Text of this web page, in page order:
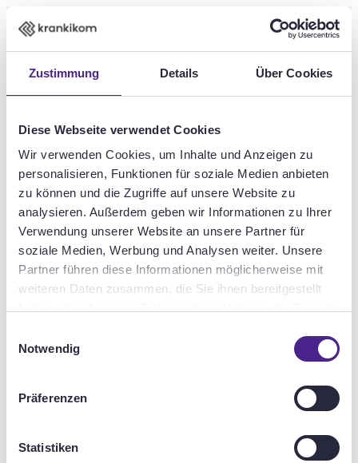
Zustimmung Details Über Cookies
Diese Webseite verwendet Cookies
Wir verwenden Cookies, um Inhalte und Anzeigen zu
personalisieren, Funktionen für soziale Medien anbieten
zu können und die Zugriffe auf unsere Website zu
analysieren. Außerdem geben wir Informationen zu Ihrer
Verwendung unserer Website an unsere Partner für
soziale Medien, Werbung und Analysen weiter. Unsere
Partner führen diese Informationen möglicherweise mit
weiteren Daten zusammen, die Sie ihnen bereitgestellt
Notwendig
Präferenzen
Statistiken
DE
see you here!
us
uci kinowelt
Full Service and
Solutions for the
cinema